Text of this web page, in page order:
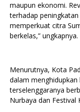
maupun ekonomi.
terhadap
memperkuat citra
berkelas,” ungkapnya.
Menurutnya, Kota
dalam
terselenggaranya
Nurbaya dan Festival